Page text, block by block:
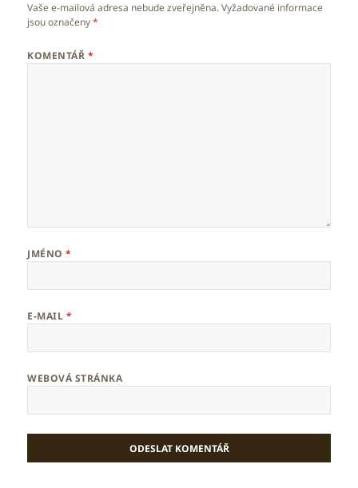
Vaše e-mailová adresa nebude zveřejněna. Vyžadované informace
jsou označeny*
KOMENTÁŘ *
JMÉNO*
E-MAIL *
WEBOVÁ STRÁNKA